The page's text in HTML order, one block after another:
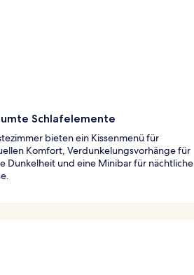
Schlafelemente
bieten ein Kissenmenü für
Komfort, Verdunkelungsvorhänge für
Dunkelheit und eine Minibar für nächtliche